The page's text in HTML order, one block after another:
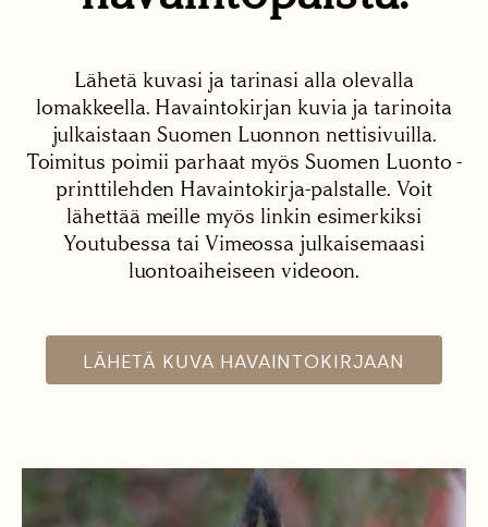
Lähetä kuvasi ja tarinasi alla olevalla
lomakkeella. Havaintokirjan kuvia ja tarinoita
julkaistaan Suomen Luonnon nettisivuilla.
Toimitus poimii parhaat myös Suomen Luonto -
printtilehden Havaintokirja-palstalle. Voit
lähettää meille myös linkin esimerkiksi
Youtubessa tai Vimeossa julkaisemaasi
luontoaiheiseen videoon.
LÄHETÄ KUVA HAVAINTOKIRJAAN